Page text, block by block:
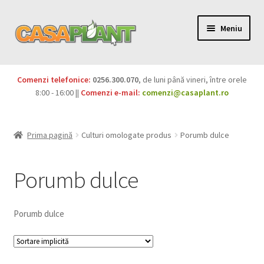
Meniu
Pesticide
Produse BIO
Igienă publică
Comenzi telefonice: 0256.300.070, de luni până vineri, între orele
8:00 - 16:00 || Comenzi e-mail: comenzi@casaplant.ro
Prima pagină Culturi omologate produs Porumb dulce
Porumb dulce
Porumb dulce